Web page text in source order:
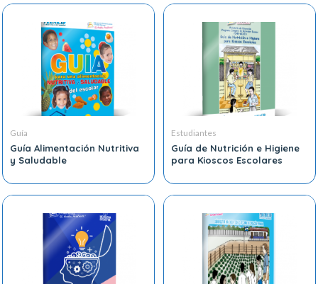
Guía
Guía Alimentación Nutritiva
y Saludable
Estudiantes
Guía de Nutrición e Higiene
para Kioscos Escolares